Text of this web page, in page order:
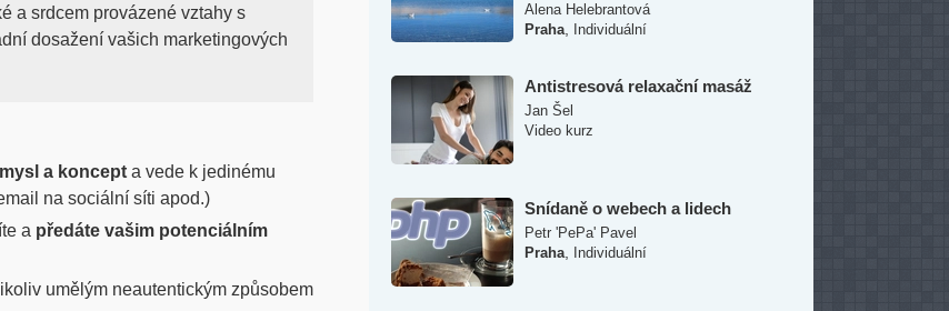
a srdcem provázené vztahy s
dosažení vašich marketingových
a koncept a vede k jedinému
na sociální síti apod.)
a předáte vašim potenciálním
umělým neautentickým způsobem
Alena Helebrantová
Praha
Individuální
Antistresová relaxační masáž
Jan Šel
Video kurz
Snídaně o webech a lidech
Petr 'PePa' Pavel
Praha
Individuální